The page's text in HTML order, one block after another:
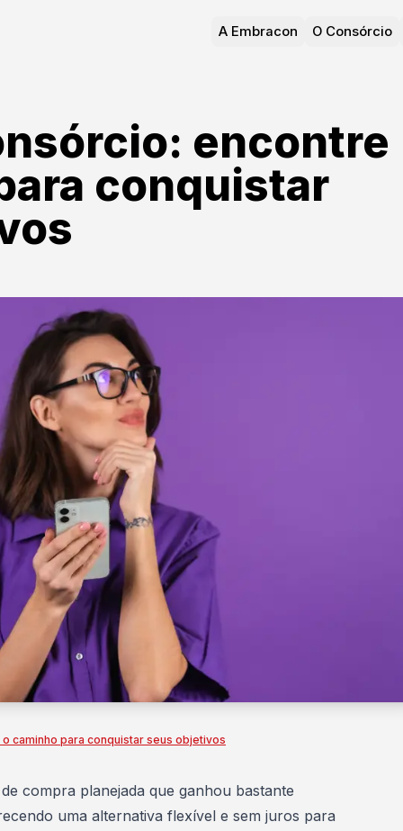
A Embracon O Consórcio
encontre
conquistar
caminho para conquistar seus objetivos
compra planejada que ganhou bastante
uma alternativa flexível e sem juros para